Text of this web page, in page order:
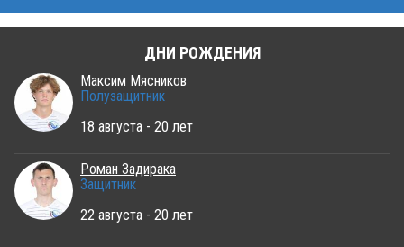
ДНИ РОЖДЕНИЯ
Максим Мясников
Полузащитник
18 августа - 20 лет
Роман Задирака
Защитник
22 августа - 20 лет